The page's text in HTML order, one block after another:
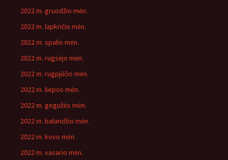
2022 m. gruodžio mėn.
2022 m. lapkričio mėn.
2022 m. spalio mėn.
2022 m. rugsėjo mėn.
2022 m. rugpjūčio mėn.
2022 m. liepos mėn.
2022 m. gegužės mėn.
2022 m. balandžio mėn.
2022 m. kovo mėn.
2022 m. vasario mėn.